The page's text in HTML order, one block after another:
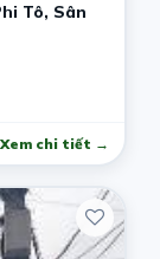
Tô, Sân
Xem chi tiết →